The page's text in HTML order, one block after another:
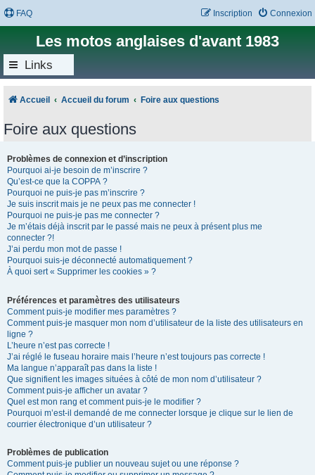
FAQ Connexion
Inscription
Les motos anglaises d'avant 1983
Links
Accueil Accueil du forum Foire aux questions
Foire aux questions
Problèmes de connexion et d’inscription
Pourquoi ai-je besoin de m’inscrire ?
Qu’est-ce que la COPPA ?
Pourquoi ne puis-je pas m’inscrire ?
Je suis inscrit mais je ne peux pas me connecter !
Pourquoi ne puis-je pas me connecter ?
Je m’étais déjà inscrit par le passé mais ne peux à présent plus me
connecter ?!
J’ai perdu mon mot de passe !
Pourquoi suis-je déconnecté automatiquement ?
À quoi sert « Supprimer les cookies » ?
Préférences et paramètres des utilisateurs
Comment puis-je modifier mes paramètres ?
Comment puis-je masquer mon nom d’utilisateur de la liste des utilisateurs en
ligne ?
L’heure n’est pas correcte !
J’ai réglé le fuseau horaire mais l’heure n’est toujours pas correcte !
Ma langue n’apparaît pas dans la liste !
Que signifient les images situées à côté de mon nom d’utilisateur ?
Comment puis-je afficher un avatar ?
Quel est mon rang et comment puis-je le modifier ?
Pourquoi m’est-il demandé de me connecter lorsque je clique sur le lien de
courrier électronique d’un utilisateur ?
Problèmes de publication
Comment puis-je publier un nouveau sujet ou une réponse ?